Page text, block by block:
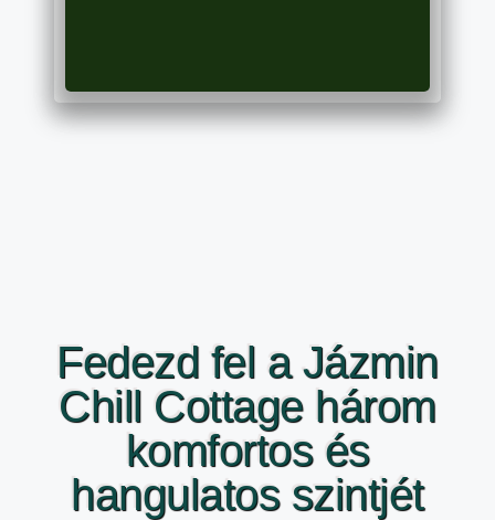
Fedezd fel a Jázmin
Chill Cottage három
komfortos és
hangulatos szintjét